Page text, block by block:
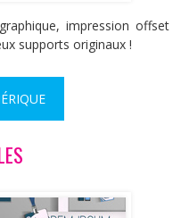
impression offset
supports originaux !